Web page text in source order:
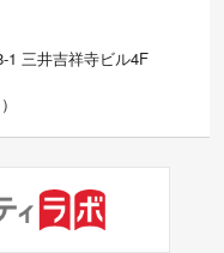
1 三井吉祥寺ビル4F